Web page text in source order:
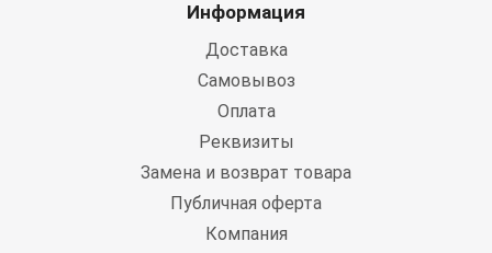
Информация
Доставка
Самовывоз
Оплата
Реквизиты
Замена и возврат товара
Публичная оферта
Компания